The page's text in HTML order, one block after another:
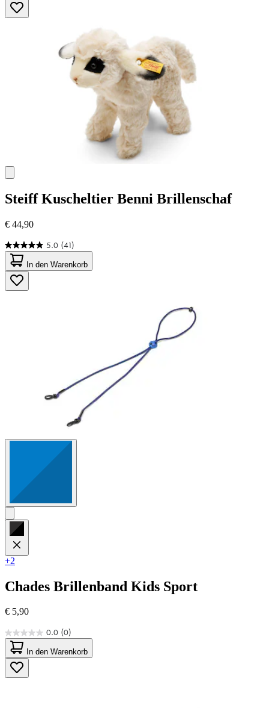
Sternen.
Steiff Kuscheltier Benni Brillenschaf
€ 44,90
5.0 (41)
5.0
von
5
Sternen.
41
In den Warenkorb
+2
Chades Brillenband Kids Sport
€ 5,90
0.0 (0)
0.0
von
5
Sternen.
In den Warenkorb